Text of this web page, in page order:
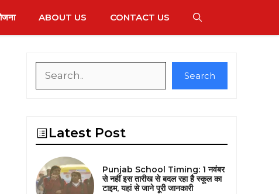
ABOUT US CONTACT US
Search
Latest Post
Punjab School Timing: 1 नवंबर
से नहीं इस तारीख से बदल रहा है स्कूल का
टाइम, यहां से जाने पूरी जानकारी